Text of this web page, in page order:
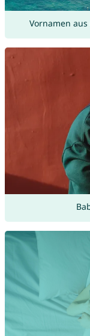
Vornamen